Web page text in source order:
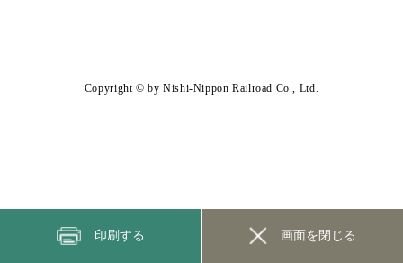
印刷する 画面を閉じる
Copyright © by Nishi-Nippon Railroad Co., Ltd.